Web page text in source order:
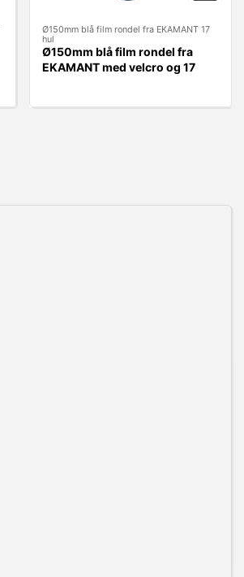
Ø150mm blå film rondel fra EKAMANT 17
hul
Ø150mm blå film rondel fra
EKAMANT med velcro og 17